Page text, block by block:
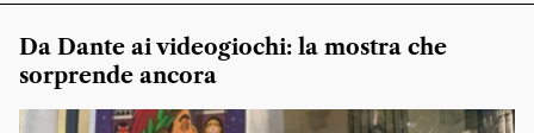
Da Dante ai videogiochi: la mostra che
sorprende ancora